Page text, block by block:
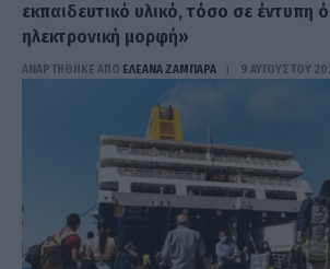
εκπαιδευτικό υλικό, τόσο σε έντυπη
ηλεκτρονική μορφή»
ΑΝΑΡΤΗΘΗΚΕ ΑΠΟ ΕΛΕΑΝΑ ΖΑΜΠΑΡΑ 9 ΑΥΓΟΎΣΤΟΥ